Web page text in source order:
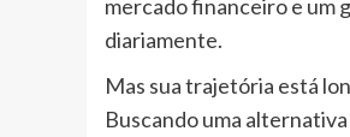
mercado financeiro e um
diariamente.
Mas sua trajetória está
Buscando uma